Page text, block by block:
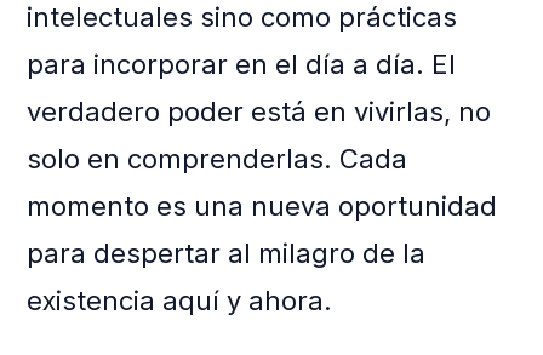
intelectuales sino como prácticas
para incorporar en el día a día. El
verdadero poder está en vivirlas, no
solo en comprenderlas. Cada
momento es una nueva oportunidad
para despertar al milagro de la
existencia aquí y ahora.